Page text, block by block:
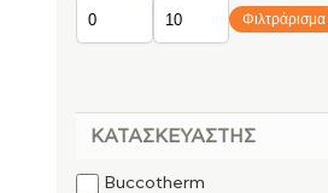
Φιλτράρισμα
ΚΑΤΑΣΚΕΥΑΣΤΉΣ
Buccotherm